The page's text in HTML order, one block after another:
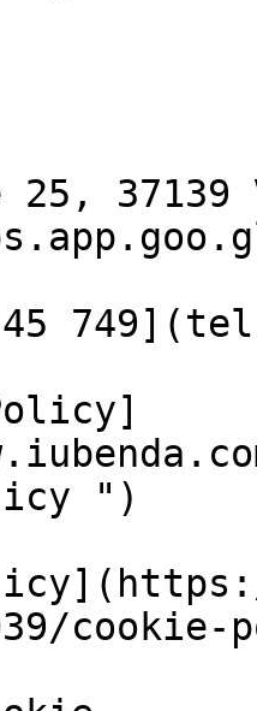
25, 37139
")